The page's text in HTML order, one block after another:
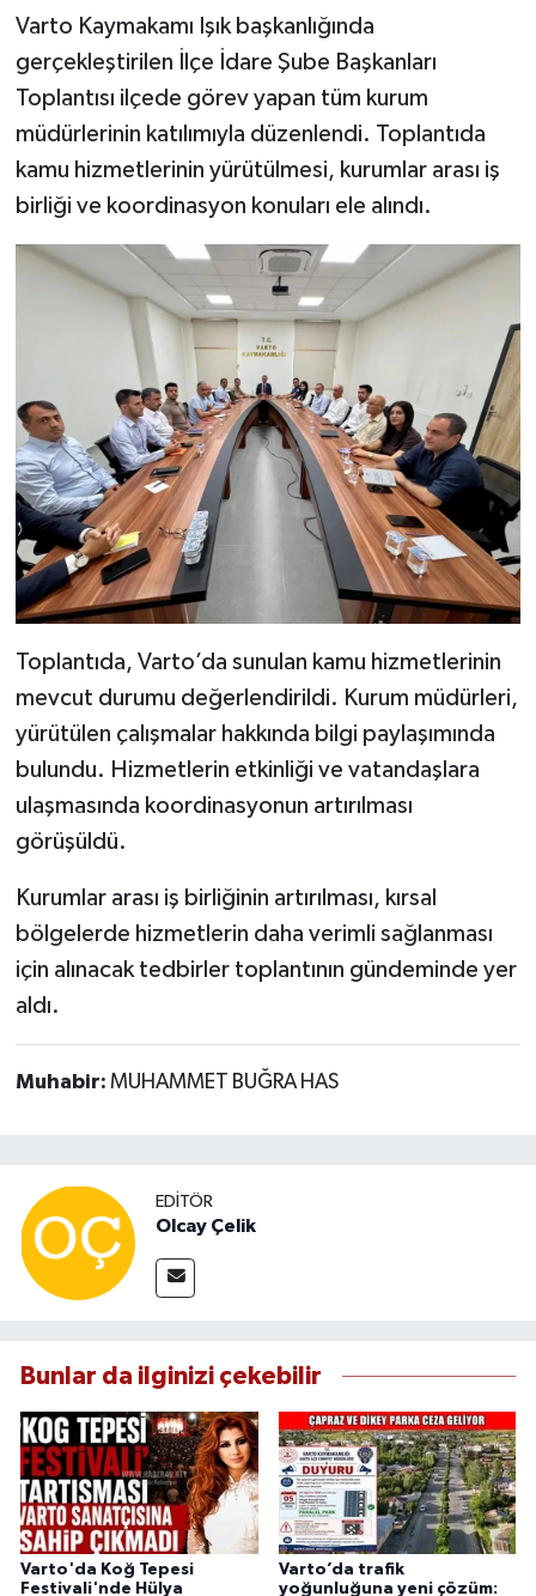
Varto Kaymakamı Işık başkanlığında
gerçekleştirilen İlçe İdare Şube Başkanları
Toplantısı ilçede görev yapan tüm kurum
müdürlerinin katılımıyla düzenlendi. Toplantıda
kamu hizmetlerinin yürütülmesi, kurumlar arası iş
birliği ve koordinasyon konuları ele alındı.
Toplantıda, Varto’da sunulan kamu hizmetlerinin
mevcut durumu değerlendirildi. Kurum müdürleri,
yürütülen çalışmalar hakkında bilgi paylaşımında
bulundu. Hizmetlerin etkinliği ve vatandaşlara
ulaşmasında koordinasyonun artırılması
görüşüldü.
Kurumlar arası iş birliğinin artırılması, kırsal
bölgelerde hizmetlerin daha verimli sağlanması
için alınacak tedbirler toplantının gündeminde yer
aldı.
Muhabir: MUHAMMET BUĞRA HAS
EDITÖR
Olcay Çelik
Bunlar da ilginizi çekebilir
Varto'da Koğ Tepesi
Festivali'nde Hülya
Varto’da trafik
yoğunluğuna yeni çözüm: